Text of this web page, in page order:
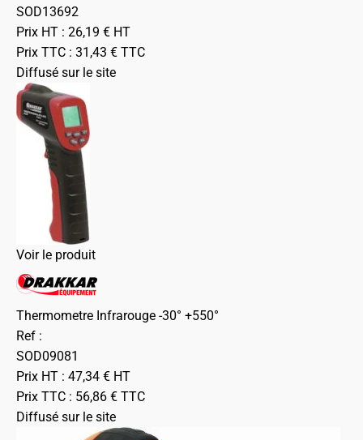
SOD13692
Prix HT : 26,19 € HT
Prix TTC : 31,43 € TTC
Diffusé sur le site
Voir le produit
Thermometre Infrarouge -30° +550°
Ref :
SOD09081
Prix HT : 47,34 € HT
Prix TTC : 56,86 € TTC
Diffusé sur le site